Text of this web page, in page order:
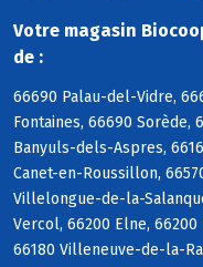
Votre magasin
de :
66690 Palau-del-Vidre,
Fontaines, 66690 Sorède,
Banyuls-dels-Aspres,
Canet-en-Roussillon,
Villelongue-de-la-
Vercol, 66200 Elne,
66180 Villeneuve-de-la-